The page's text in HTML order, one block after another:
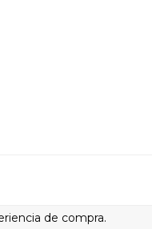
de compra.